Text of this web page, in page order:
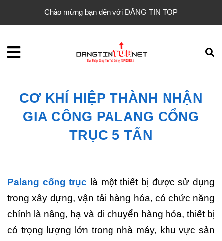
Chào mừng bạn đến với ĐĂNG TIN TOP
CƠ KHÍ HIỆP THÀNH NHẬN
GIA CÔNG PALANG CỔNG
TRỤC 5 TẤN
Palang cổng trục là một thiết bị được sử dụng
trong xây dựng, vận tải hàng hóa, có chức năng
chính là nâng, hạ và di chuyển hàng hóa, thiết bị
có trọng lượng lớn trong nhà máy, khu vực sản